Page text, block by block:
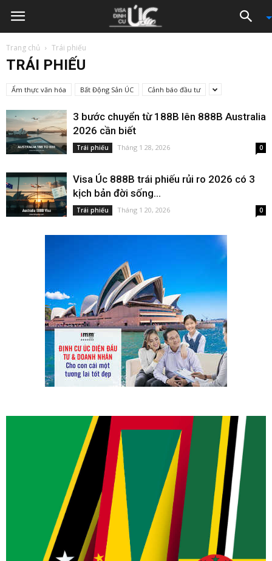
Trang chủ Trái phiếu
TRÁI PHIẾU
Ẩm thực văn hóa Bất Động Sản ÚC Cảnh báo đầu tư
3 bước chuyển từ 188B lên 888B Australia
2026 cần biết
Trái phiếu Tháng 1 28, 2026 0
Visa Úc 888B trái phiếu rủi ro 2026 có 3
kịch bản đời sống...
Trái phiếu Tháng 1 20, 2026 0